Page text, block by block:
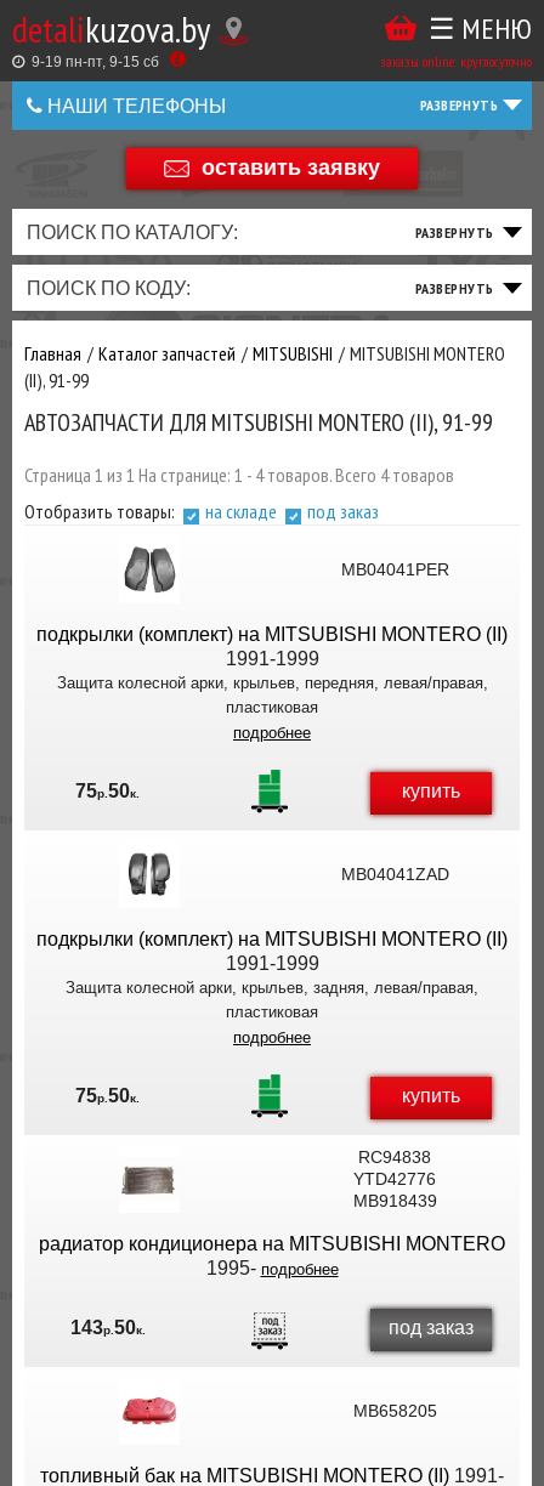
detalikuzova.by
9-19 пн-пт, 9-15 cб заказы online: круглосуточно
☰ МЕНЮ
НАШИ ТЕЛЕФОНЫ
+375 44 586 05 44
оставить заявку
ПОИСК ПО КАТАЛОГУ:
ПОИСК ПО КОДУ:
Главная Каталог запчастей MITSUBISHI
MITSUBISHI MONTERO
(II), 91-99
АВТОЗАПЧАСТИ ДЛЯ MITSUBISHI MONTERO (II), 91-99
Страница 1 из 1 На странице: 1 - 4 товаров. Всего 4 товаров
Отобразить товары:
на складе под заказ
MB04041PER
подкрылки (комплект) на MITSUBISHI MONTERO (II)
1991-1999
Защита колесной арки, крыльев, передняя, левая/правая,
пластиковая
подробнее
75р.50к. купить
MB04041ZAD
подкрылки (комплект) на MITSUBISHI MONTERO (II)
1991-1999
Защита колесной арки, крыльев, задняя, левая/правая,
пластиковая
подробнее
75р.50к. купить
RC94838
YTD42776
MB918439
радиатор кондиционера на MITSUBISHI MONTERO
1995- подробнее
143р. 50к. под заказ
MB658205
топливный бак на MITSUBISHI MONTERO (II) 1991-
Купить
в
1
Беларусь
+375
+375
ТАКЖЕ
ВЫ
МОЖЕТЕ
У
ЗАКАЗАТЬ
ТО
ФИЛЬТРА
ТОРМОЗНАЯ
СИСТЕМА
ПОДВЕСКА
РУЛЕВОЕ
ТРАНСМИССИЯ
ПРИВОД
ДВИГАТЕЛЬ
ВЫХЛОП
ЭЛЕКТРИКА
ОСВЕЩЕНИЕ
ДОБАВИВ
МАСЛАИ ДРУГИЕ
ЗАКАЗУ ЧЕРЕЗ
МЕНЕДЖЕРА